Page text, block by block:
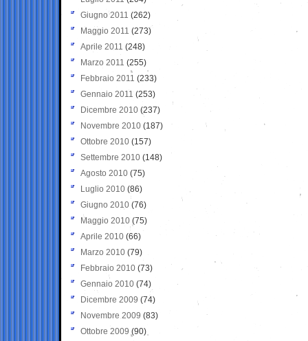
Giugno 2011 (262)
Maggio 2011 (273)
Aprile 2011 (248)
Marzo 2011 (255)
Febbraio 2011 (233)
Gennaio 2011 (253)
Dicembre 2010 (237)
Novembre 2010 (187)
Ottobre 2010 (157)
Settembre 2010 (148)
Agosto 2010 (75)
Luglio 2010 (86)
Giugno 2010 (76)
Maggio 2010 (75)
Aprile 2010 (66)
Marzo 2010 (79)
Febbraio 2010 (73)
Gennaio 2010 (74)
Dicembre 2009 (74)
Novembre 2009 (83)
Ottobre 2009 (90)